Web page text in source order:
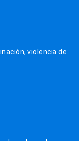
violencia de